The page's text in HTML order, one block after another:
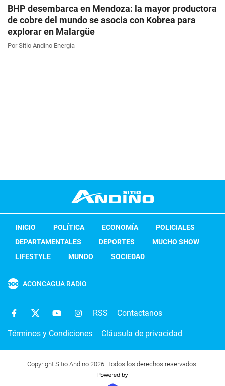
BHP desembarca en Mendoza: la mayor productora
de cobre del mundo se asocia con Kobrea para
explorar en Malargüe
Por Sitio Andino Energía
INICIO POLÍTICA ECONOMÍA
POLICIALES
DEPARTAMENTALES
DEPORTES
MUCHO SHOW
LIFESTYLE
MUNDO SOCIEDAD
ACONCAGUA RADIO
RSS Contactanos
Términos y Condiciones Cláusula de privacidad
Copyright Sitio Andino 2026. Todos los derechos reservados.